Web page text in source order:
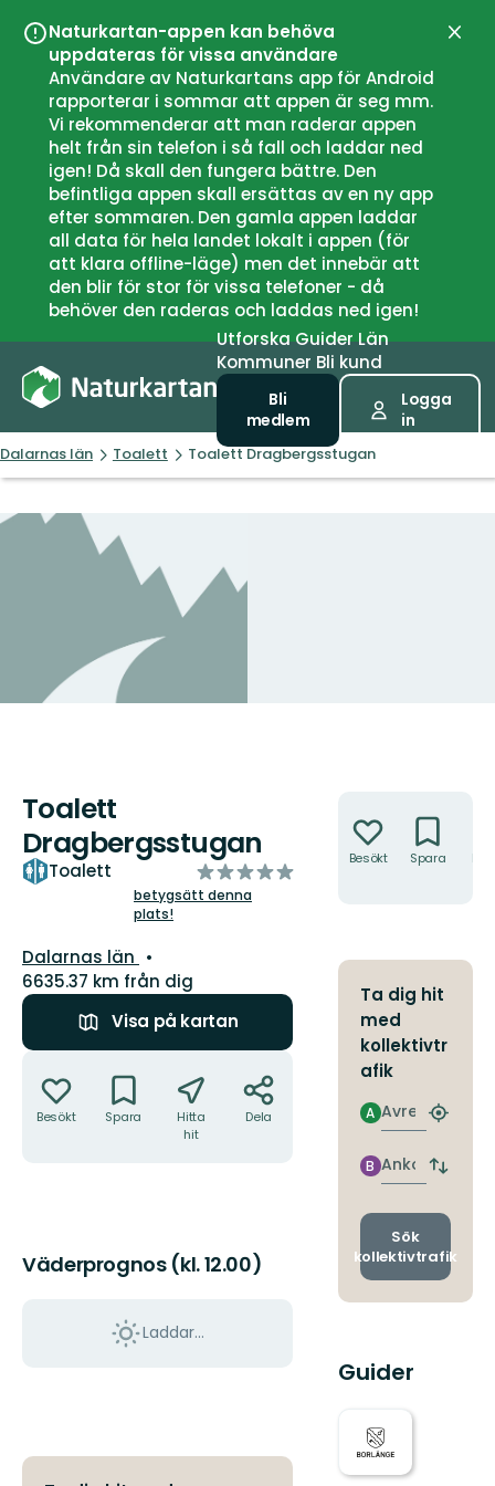
Naturkartan-appen kan behöva
uppdateras för vissa användare
Användare av Naturkartans app för Android
rapporterar i sommar att appen är seg mm.
Vi rekommenderar att man raderar appen
helt från sin telefon i så fall och laddar ned
igen! Då skall den fungera bättre. Den
befintliga appen skall ersättas av en ny app
efter sommaren. Den gamla appen laddar
all data för hela landet lokalt i appen (för
att klara offline-läge) men det innebär att
den blir för stor för vissa telefoner - då
behöver den raderas och laddas ned igen!
UtforskaGuiderLän
Kommuner Bli kund
Bli
medlem
Logga
in
Dalarnas län Toalett Toalett Dragbergsstugan
Toalett
Dragbergsstugan
Toalett
av
5
betygsätt denna
plats!
Län:
Dalarnas län
6635.37 km från dig
Visa på kartan
Besökt Spara
Hitta
hit
Dela
Väderprognos (kl. 12.00)
Laddar...
Besökt Spara
Ta dig hit
med
kollektivtr
afik
Avresa
A
Hitta
Ankomst
B
Byt
och
Sök
kollektivtrafik
Guider